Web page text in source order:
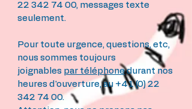
22 342 74 00, messages texte
seulement.
Pour toute urgence, questions, etc,
nous sommes toujours
joignables par téléphonedurant nos
heures d'ouverture, au +41 (0) 22
342 74 00.